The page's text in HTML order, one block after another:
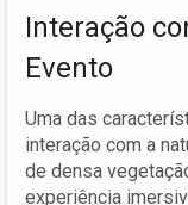
Interação
Evento
Uma das
interação com a
de densa
experiência